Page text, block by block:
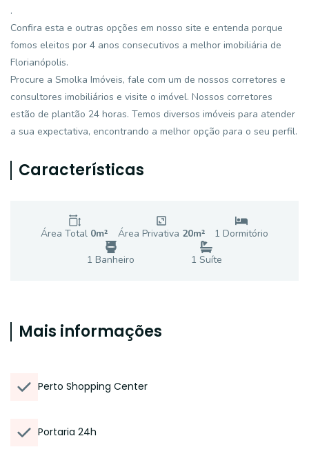
.
Confira esta e outras opções em nosso site e entenda porque
fomos eleitos por 4 anos consecutivos a melhor imobiliária de
Florianópolis.
Procure a Smolka Imóveis, fale com um de nossos corretores e
consultores imobiliários e visite o imóvel. Nossos corretores
estão de plantão 24 horas. Temos diversos imóveis para atender
a sua expectativa, encontrando a melhor opção para o seu perfil.
Características
Área Total 0m² Área Privativa 20m² 1 Dormitório
1 Banheiro 1 Suíte
Mais informações
Perto Shopping Center
Portaria 24h